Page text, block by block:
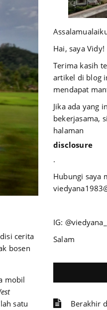
cerita
bosen
mobil
satu
Hai, saya Vidy!
Terima kasih
artikel di blog
mendapat
Jika ada yang
bekerjasama,
halaman
disclosure
.
Hubungi saya
IG: @viedyana_
Salam
Berakhir